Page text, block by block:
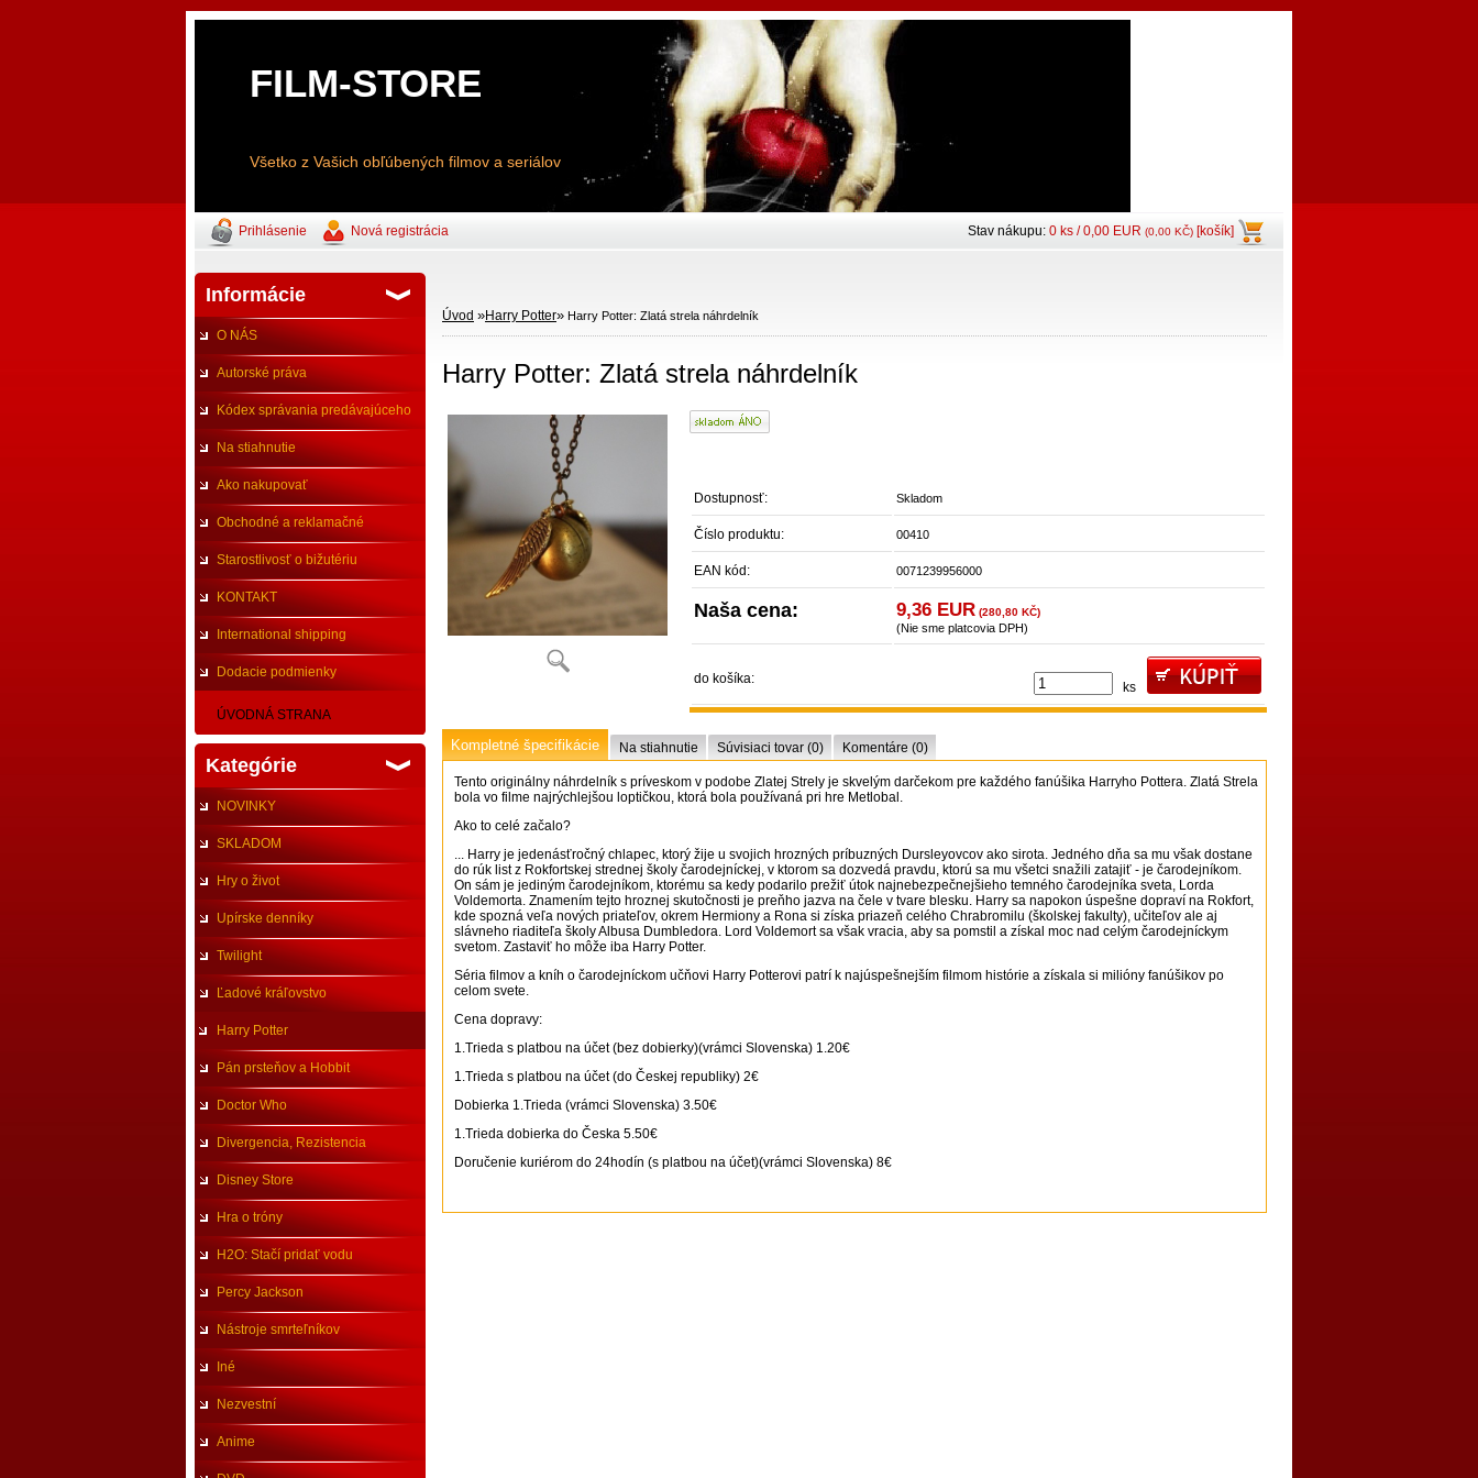
FILM-STORE
Všetko z Vašich obľúbených filmov a seriálov
Prihlásenie Nová registrácia Stav nákupu: 0 ks / 0,00 EUR (0,00 KČ) [košík]
Informácie
O NÁS
Autorské práva
Kódex správania predávajúceho
Na stiahnutie
Ako nakupovať
Obchodné a reklamačné
podmienky
Starostlivosť o bižutériu
KONTAKT
International shipping
Dodacie podmienky
ÚVODNÁ STRANA
Kategórie
NOVINKY
SKLADOM
Hry o život
Upírske denníky
Twilight
Ľadové kráľovstvo
Harry Potter
Pán prsteňov a Hobbit
Doctor Who
Divergencia, Rezistencia
Disney Store
Hra o tróny
H2O: Stačí pridať vodu
Percy Jackson
Nástroje smrteľníkov
Iné
Nezvestní
Anime
Úvod »Harry Potter» Harry Potter: Zlatá strela náhrdelník
Harry Potter: Zlatá strela náhrdelník
Dostupnosť: Skladom
Číslo produktu: 00410
EAN kód: 0071239956000
Naša cena: 9,36 EUR (280,80 KČ)
(Nie sme platcovia DPH)
do košíka:
ks
Kompletné špecifikácie Na stiahnutie Súvisiaci tovar (0) Komentáre (0)
Tento originálny náhrdelník s príveskom v podobe Zlatej Strely je skvelým darčekom pre každého fanúšika Harryho Pottera. Zlatá Strela
bola vo filme najrýchlejšou loptičkou, ktorá bola používaná pri hre Metlobal.
Ako to celé začalo?
... Harry je jedenásťročný chlapec, ktorý žije u svojich hrozných príbuzných Dursleyovcov ako sirota. Jedného dňa sa mu však dostane
do rúk list z Rokfortskej strednej školy čarodejníckej, v ktorom sa dozvedá pravdu, ktorú sa mu všetci snažili zatajiť - je čarodejníkom.
On sám je jediným čarodejníkom, ktorému sa kedy podarilo prežiť útok najnebezpečnejšieho temného čarodejníka sveta, Lorda
Voldemorta. Znamením tejto hroznej skutočnosti je preňho jazva na čele v tvare blesku. Harry sa napokon úspešne dopraví na Rokfort,
kde spozná veľa nových priateľov, okrem Hermiony a Rona si získa priazeň celého Chrabromilu (školskej fakulty), učiteľov ale aj
slávneho riaditeľa školy Albusa Dumbledora. Lord Voldemort sa však vracia, aby sa pomstil a získal moc nad celým čarodejníckym
svetom. Zastaviť ho môže iba Harry Potter.
Séria filmov a kníh o čarodejníckom učňovi Harry Potterovi patrí k najúspešnejším filmom histórie a získala si milióny fanúšikov po
celom svete.
Cena dopravy:
1.Trieda s platbou na účet (bez dobierky)(vrámci Slovenska) 1.20€
1.Trieda s platbou na účet (do Českej republiky) 2€
Dobierka 1.Trieda (vrámci Slovenska) 3.50€
1.Trieda dobierka do Česka 5.50€
Doručenie kuriérom do 24hodín (s platbou na účet)(vrámci Slovenska) 8€